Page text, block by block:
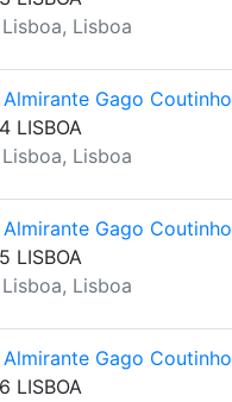
Lisboa
Gago Coutinho
LISBOA
Lisboa
Gago Coutinho
LISBOA
Lisboa
Gago Coutinho
LISBOA